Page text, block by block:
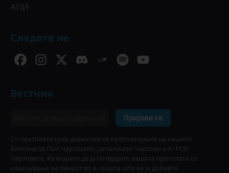
АПИ
Следете не
Вестник
Пријави се
Со претплата тука, директно се претплатувате на нашите
билтени за Поп Чартовите, Јапонските Чартови и К-POP
Чартовите. Ќе морате да ја потврдите вашата претплата со
кликнување на линкот во е-пошта што ќе ја добиете.